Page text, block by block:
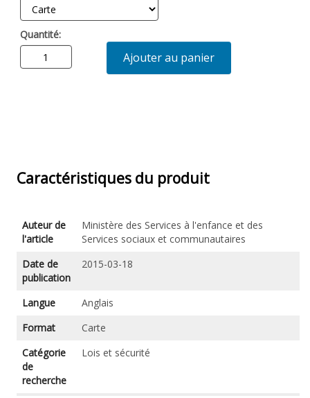
Quantité:
Ajouter au panier
Caractéristiques du produit
Auteur de
l'article
Ministère des Services à l'enfance et des
Services sociaux et communautaires
Date de
publication
2015-03-18
Langue
Anglais
Format
Carte
Catégorie
de
recherche
Lois et sécurité